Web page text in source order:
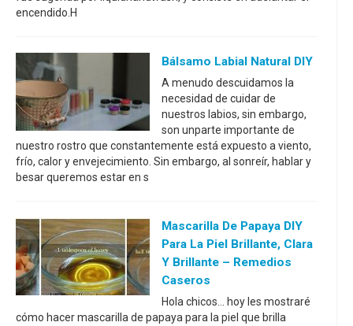
encendido.H
Bálsamo Labial Natural DIY
A menudo descuidamos la
necesidad de cuidar de
nuestros labios, sin embargo,
son unparte importante de
nuestro rostro que constantemente está expuesto a viento,
frío, calor y envejecimiento. Sin embargo, al sonreír, hablar y
besar queremos estar en s
Mascarilla De Papaya DIY
Para La Piel Brillante, Clara
Y Brillante – Remedios
Caseros
Hola chicos... hoy les mostraré
cómo hacer mascarilla de papaya para la piel que brilla